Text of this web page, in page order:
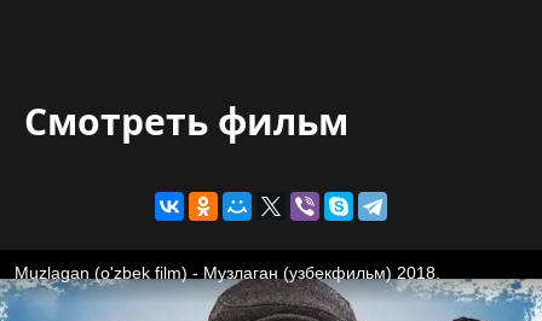
Смотреть фильм